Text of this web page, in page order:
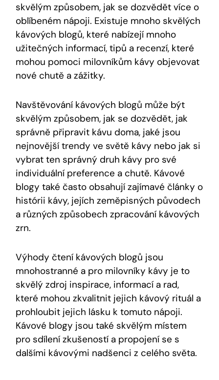
skvělým způsobem, jak se dozvědět více o
oblíbeném nápoji. Existuje mnoho skvělých
kávových blogů, které nabízejí mnoho
užitečných informací, tipů a recenzí, které
mohou pomoci milovníkům kávy objevovat
nové chutě a zážitky.
Navštěvování kávových blogů může být
skvělým způsobem, jak se dozvědět, jak
správně připravit kávu doma, jaké jsou
nejnovější trendy ve světě kávy nebo jak si
vybrat ten správný druh kávy pro své
individuální preference a chutě. Kávové
blogy také často obsahují zajímavé články o
histórii kávy, jejích zeměpisných původech
a různých způsobech zpracování kávových
zrn.
Výhody čtení kávových blogů jsou
mnohostranné a pro milovníky kávy je to
skvělý zdroj inspirace, informací a rad,
které mohou zkvalitnit jejich kávový rituál a
prohloubit jejich lásku k tomuto nápoji.
Kávové blogy jsou také skvělým místem
pro sdílení zkušeností a propojení se s
dalšími kávovými nadšenci z celého světa.